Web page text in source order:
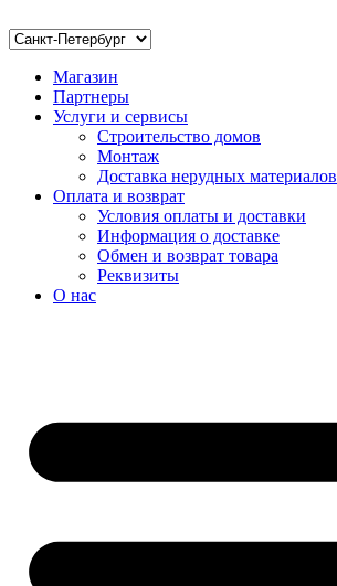
Магазин
Партнеры
Услуги и сервисы
Строительство домов
Монтаж
Доставка нерудных материалов
Оплата и возврат
Условия оплаты и доставки
Информация о доставке
Обмен и возврат товара
Реквизиты
О нас